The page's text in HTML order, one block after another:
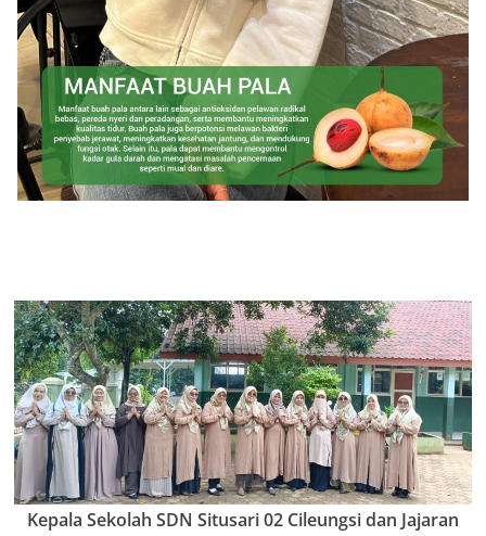
Kepala Sekolah SDN Situsari 02 Cileungsi dan Jajaran